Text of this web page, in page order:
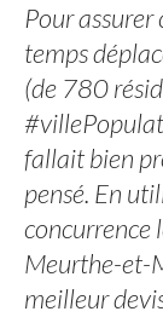
Pour
temps
(de 780
fallait bien
pensé. En
concurrence
Meurthe-et-
meilleur